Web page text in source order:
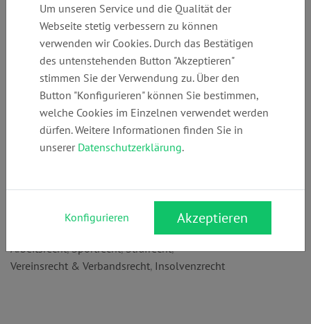
Telefon:
+49 (0)
3089049700
E-Mail:
info@kanzlei-
greiser.de
www.kanzlei-
greiser.de
Anschrift:
Rechtsgebiete:
WEG/Wohnungseigentumsrecht Mietrecht,
Grundstücks- & Immobilienrecht,Bau- & Architektenrecht
Arbeitsrecht,Sportrecht,Strafrecht,
Vereinsrecht & Verbandsrecht, Insolvenzrecht
Um unseren Service und die Qualität der
Webseite stetig verbessern zu können
verwenden wir Cookies. Durch das Bestätigen
des untenstehenden Button "Akzeptieren"
stimmen Sie der Verwendung zu. Über den
Button "Konfigurieren" können Sie bestimmen,
welche Cookies im Einzelnen verwendet werden
dürfen. Weitere Informationen finden Sie in
unserer Datenschutzerklärung.
Konfigurieren Akzeptieren